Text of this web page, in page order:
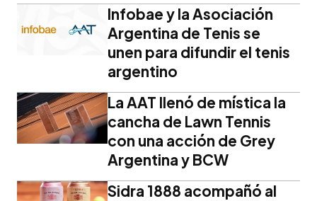
Infobae y la Asociación
Argentina de Tenis se
unen para difundir el tenis
argentino
La AAT llenó de mística la
cancha de Lawn Tennis
con una acción de Grey
Argentina y BCW
Sidra 1888 acompañó al